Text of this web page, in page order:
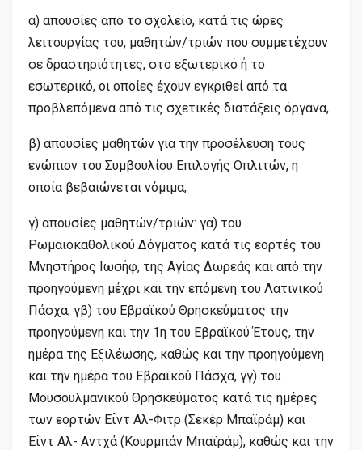
α) απουσίες από το σχολείο, κατά τις ώρες
λειτουργίας του, μαθητών/τριών που συμμετέχουν
σε δραστηριότητες, στο εξωτερικό ή το
εσωτερικό, οι οποίες έχουν εγκριθεί από τα
προβλεπόμενα από τις σχετικές διατάξεις όργανα,
β) απουσίες μαθητών για την προσέλευση τους
ενώπιον του Συμβουλίου Επιλογής Οπλιτών, η
οποία βεβαιώνεται νόμιμα,
γ) απουσίες μαθητών/τριών: γα) του
Ρωμαιοκαθολικού Δόγματος κατά τις εορτές του
Μνηστήρος Ιωσήφ, της Αγίας Δωρεάς και από την
προηγούμενη μέχρι και την επόμενη του Λατινικού
Πάσχα, γβ) του Εβραϊκού Θρησκεύματος την
προηγούμενη και την 1η του Εβραϊκού Έτους, την
ημέρα της Εξιλέωσης, καθώς και την προηγούμενη
και την ημέρα του Εβραϊκού Πάσχα, γγ) του
Μουσουλμανικού Θρησκεύματος κατά τις ημέρες
των εορτών Εΐντ Αλ-Φιτρ (Σεκέρ Μπαϊράμ) και
Εΐντ Αλ- Αντχά (Κουρμπάν Μπαϊράμ), καθώς και την